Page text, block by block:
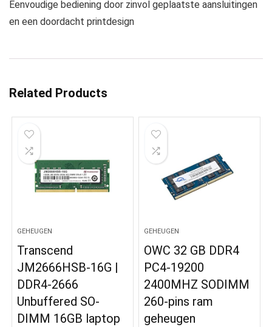
Eenvoudige bediening door zinvol geplaatste aansluitingen
en een doordacht printdesign
Related Products
GEHEUGEN
Transcend
JM2666HSB-16G |
DDR4-2666
Unbuffered SO-
DIMM 16GB laptop
GEHEUGEN
OWC 32 GB DDR4
PC4-19200
2400MHZ SODIMM
260-pins ram
geheugen